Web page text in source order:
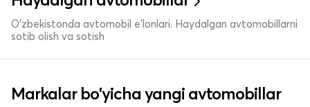
O'zbekistonda avtomobil e’lonlari. Haydalgan avtomobillarni
sotib olish va sotish
Markalar bo'yicha yangi avtomobillar